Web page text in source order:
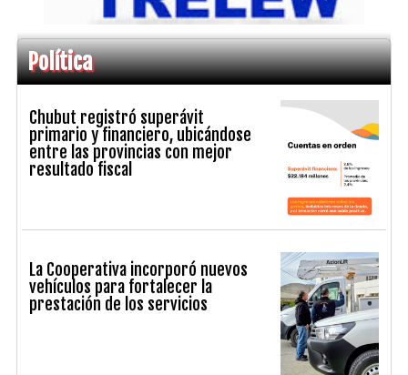
Política
Chubut registró superávit
primario y financiero, ubicándose
entre las provincias con mejor
resultado fiscal
La Cooperativa incorporó nuevos
vehículos para fortalecer la
prestación de los servicios